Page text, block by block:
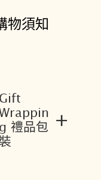
物須知
Gift
g 禮品包
裝
+